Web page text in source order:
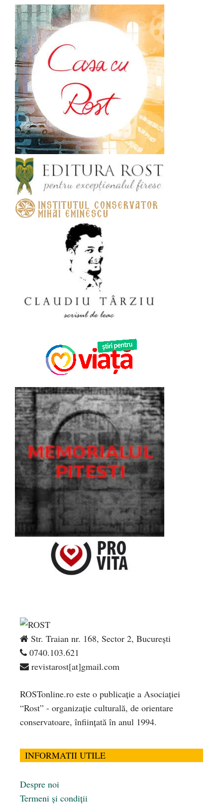
Str. Traian nr. 168, Sector 2, București
0740.103.621
revistarost[at]gmail.com
ROSTonline.ro este o publicaţie a Asociaţiei
“Rost” - organizaţie culturală, de orientare
conservatoare, înfiinţată în anul 1994.
INFORMATII UTILE
Despre noi
Termeni și condiții